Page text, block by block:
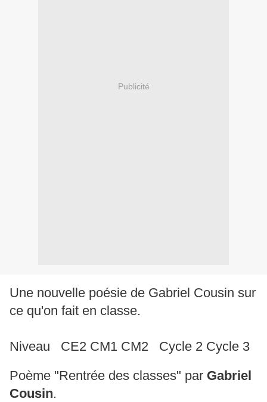
Publicité
Une nouvelle poésie de Gabriel Cousin sur
ce qu'on fait en classe.
Niveau CE2 CM1 CM2 Cycle 2 Cycle 3
Poème "Rentrée des classes" par Gabriel
Cousin.